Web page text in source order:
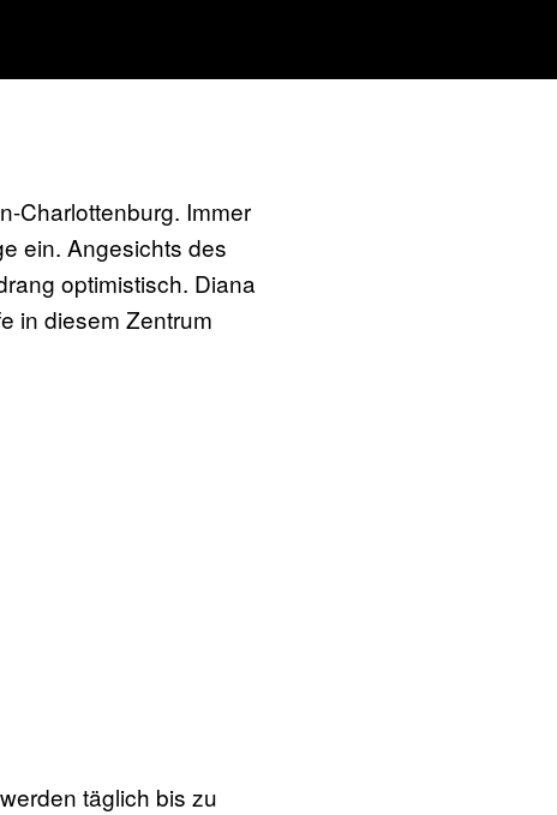
Charlottenburg. Immer
ein. Angesichts des
optimistisch. Diana
in diesem Zentrum
täglich bis zu